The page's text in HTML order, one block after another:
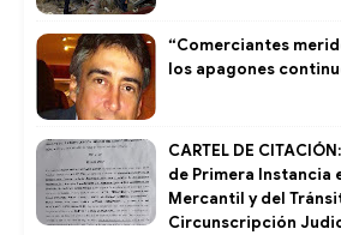
“Comerciantes
los apagones
CARTEL DE
de Primera Instancia
Mercantil y del
Circunscripción